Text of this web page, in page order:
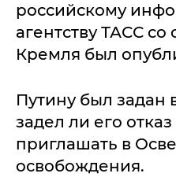
российскому
агентству ТАСС со
Кремля был
Путину был задан
задел ли его
приглашать в
освобождения.